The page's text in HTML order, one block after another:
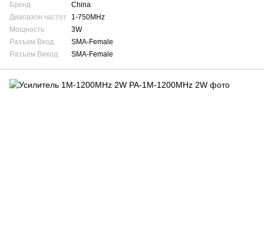
Бренд
China
Диапазон частот
1-750MHz
Мощность
3W
Разъем Вход
SMA-Female
Разъем Виход
SMA-Female